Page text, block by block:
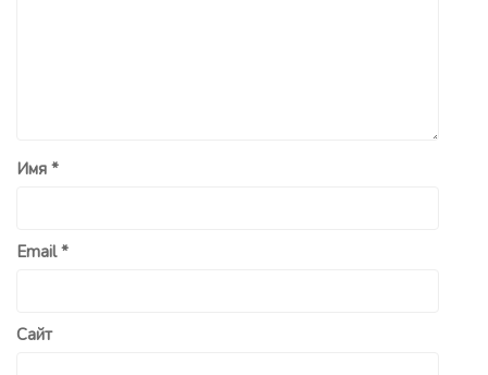
Имя *
Email*
Сайт